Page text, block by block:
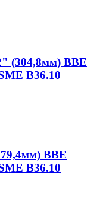
(304,8мм) BBE
B36.10
BBE
B36.10